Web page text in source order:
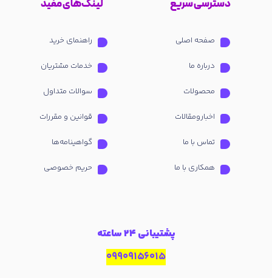
دسترسی سریع
صفحه اصلی
درباره ما
محصولات
اخبارومقالات
تماس با ما
همکاری با ما
لینک‌های مفید
راهنمای خرید
خدمات مشتریان
سوالات متداول
قوانین و مقررات
گواهینامه‌ها
حریم خصوصی
پشتیبانی 24 ساعته
09909156015